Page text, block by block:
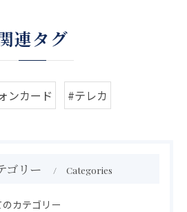
連タグ
ンカード #テレカ
ゴリー Categories
のカテゴリー